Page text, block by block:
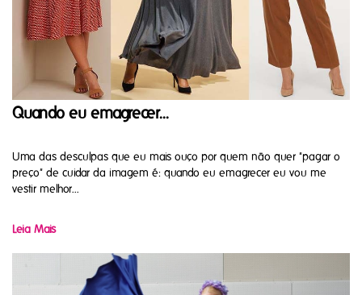
Quando eu emagrecer...
Uma das desculpas que eu mais ouço por quem não quer "pagar o
preço" de cuidar da imagem é: quando eu emagrecer eu vou me
vestir melhor...
Leia Mais